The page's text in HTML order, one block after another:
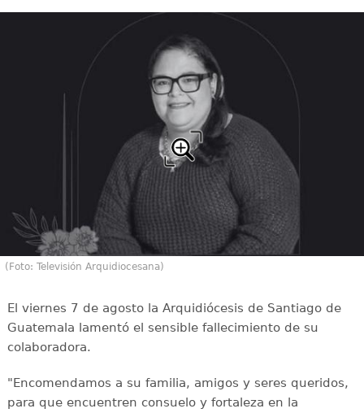
(Foto: Televisión Arquidiocesana)
El viernes 7 de agosto la Arquidiócesis de Santiago de
Guatemala lamentó el sensible fallecimiento de su
colaboradora.
"Encomendamos a su familia, amigos y seres queridos,
para que encuentren consuelo y fortaleza en la